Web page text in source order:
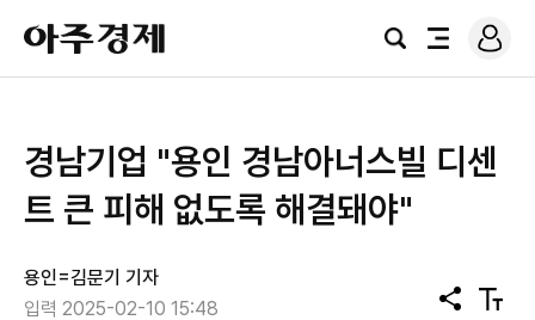
아
주
경
검
전
로
그
경남기업 "용인 경남아너스빌 디센
트 큰 피해 없도록 해결돼야"
용인=김문기 기자
입력 2025-02-10 15:48
공
텍